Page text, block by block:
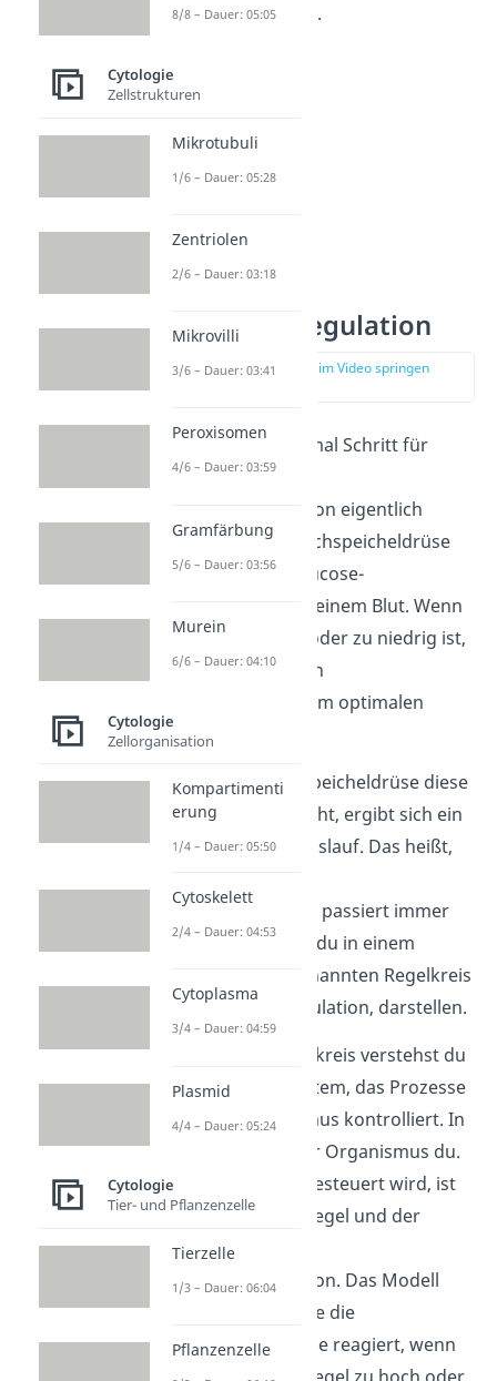
ihn zu erhöhen.
Blutzuckerregulation
zur Stelle im Video springen
Sehen wir uns einmal Schritt für
Schritt an, wie die
Blutzuckerregulation eigentlich
abläuft. Deine Bauchspeicheldrüse
misst stetig die Glucose-
Konzentration in deinem Blut. Wenn
der Wert zu hoch oder zu niedrig ist,
handelt sie, um den
Blutzuckerspiegel im optimalen
Rahmen zu halten.
Weil deine Bauchspeicheldrüse diese
Arbeit ständig macht, ergibt sich ein
geschlossener Kreislauf. Das heißt,
Blutzuckerspiegels passiert immer
direkt. Das kannst du in einem
Modell, dem sogenannten Regelkreis
der Blutzuckerregulation, darstellen.
Unter einem Regelkreis verstehst du
ein Steuerungssystem, das Prozesse
in einem Organismus kontrolliert. In
diesem Fall bist der Organismus du.
Der Prozess, der gesteuert wird, ist
dein Blutzuckerspiegel und der
Regelkreis ist die
Blutzuckerregulation. Das Modell
beschreibt also, wie die
Bauchspeicheldrüse reagiert, wenn
8/8 – Dauer: 05:05
Cytologie
Zellstrukturen
Mikrotubuli
1/6 – Dauer: 05:28
Zentriolen
2/6 – Dauer: 03:18
Mikrovilli
3/6 – Dauer: 03:41
Peroxisomen
4/6 – Dauer: 03:59
Gramfärbung
5/6 – Dauer: 03:56
Murein
6/6 – Dauer: 04:10
Cytologie
Zellorganisation
Kompartimenti
erung
1/4 – Dauer: 05:50
Cytoskelett
2/4 – Dauer: 04:53
Cytoplasma
3/4 – Dauer: 04:59
Plasmid
4/4 – Dauer: 05:24
Cytologie
Tier- und Pflanzenzelle
Tierzelle
1/3 – Dauer: 06:04
Pflanzenzelle